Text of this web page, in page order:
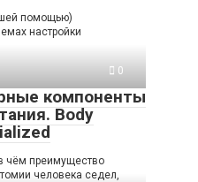
помощью)
настройки
0
компоненты
Body
чём преимущество
человека седел,